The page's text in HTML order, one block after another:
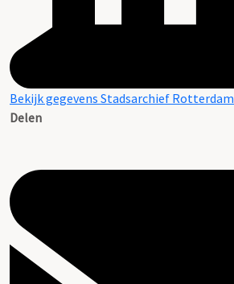
Bekijk gegevens Stadsarchief Rotterdam
Delen